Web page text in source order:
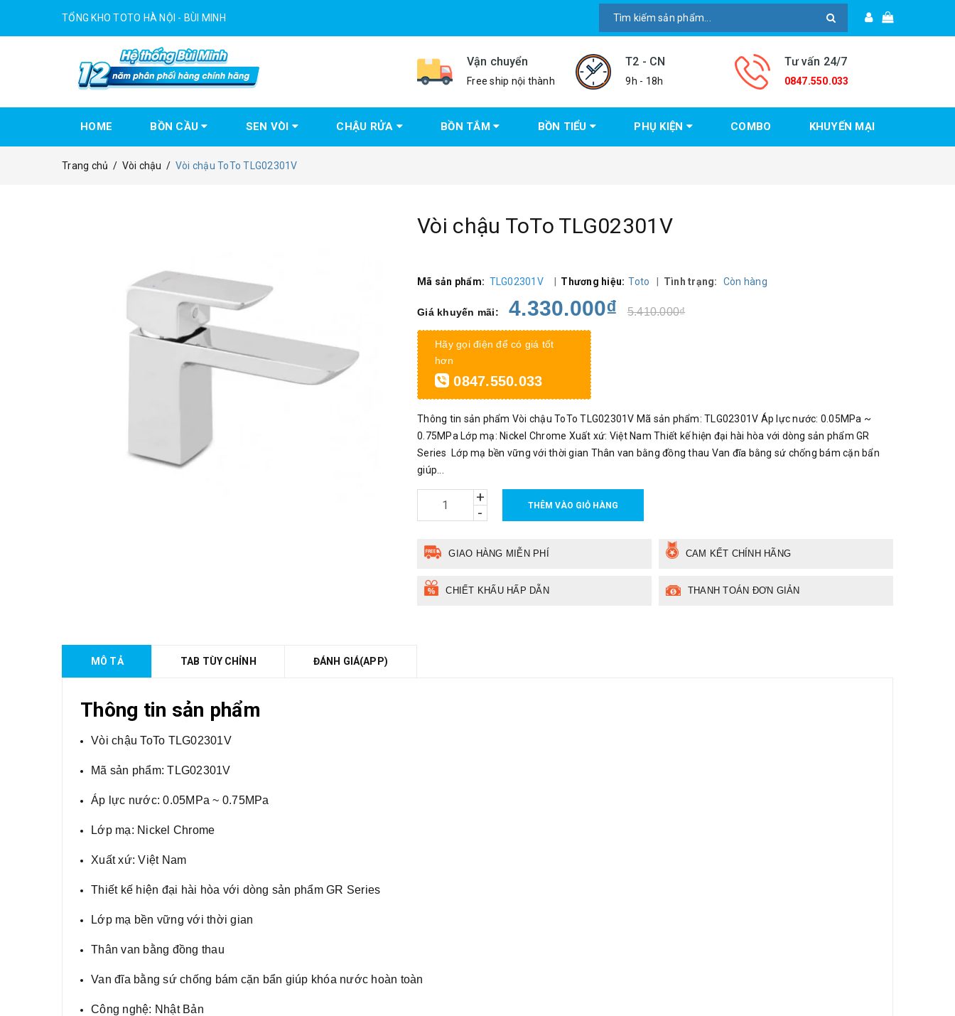
TỔNG KHO TOTO HÀ NỘI - BÙI MINH
Vận chuyển
Free ship nội thành
T2 - CN
9h - 18h
Tư vấn 24/7
0847.550.033
HOME BỒN CẦU SEN VÒI CHẬU RỬA BỒN TẮM BỒN TIỂU PHỤ KIỆN COMBO KHUYẾN MẠI
Trang chủ / Vòi chậu / Vòi chậu ToTo TLG02301V
Vòi chậu ToTo TLG02301V
Mã sản phẩm: TLG02301V Thương hiệu: Toto Tình trạng: Còn hàng
Giá khuyến mãi: 4.330.000₫ 5.410.000₫
Hãy gọi điện để có giá tốt
hơn
0847.550.033
Thông tin sản phẩm Vòi chậu ToTo TLG02301V Mã sản phẩm: TLG02301V Áp lực nước: 0.05MPa ~
0.75MPa Lớp mạ: Nickel Chrome Xuất xứ: Việt Nam Thiết kế hiện đại hài hòa với dòng sản phẩm GR
Series Lớp mạ bền vững với thời gian Thân van bằng đồng thau Van đĩa bằng sứ chống bám cặn bẩn
giúp...
+
-
THÊM VÀO GIỎ HÀNG
GIAO HÀNG MIỄN PHÍ CAM KẾT CHÍNH HÃNG
CHIẾT KHẤU HẤP DẪN THANH TOÁN ĐƠN GIẢN
MÔ TẢ TAB TÙY CHỈNH ĐÁNH GIÁ(APP)
Thông tin sản phẩm
Vòi chậu ToTo TLG02301V
Mã sản phẩm: TLG02301V
Áp lực nước: 0.05MPa ~ 0.75MPa
Lớp mạ: Nickel Chrome
Xuất xứ: Việt Nam
Thiết kế hiện đại hài hòa với dòng sản phẩm GR Series
Lớp mạ bền vững với thời gian
Thân van bằng đồng thau
Van đĩa bằng sứ chống bám cặn bẩn giúp khóa nước hoàn toàn
Công nghệ: Nhật Bản